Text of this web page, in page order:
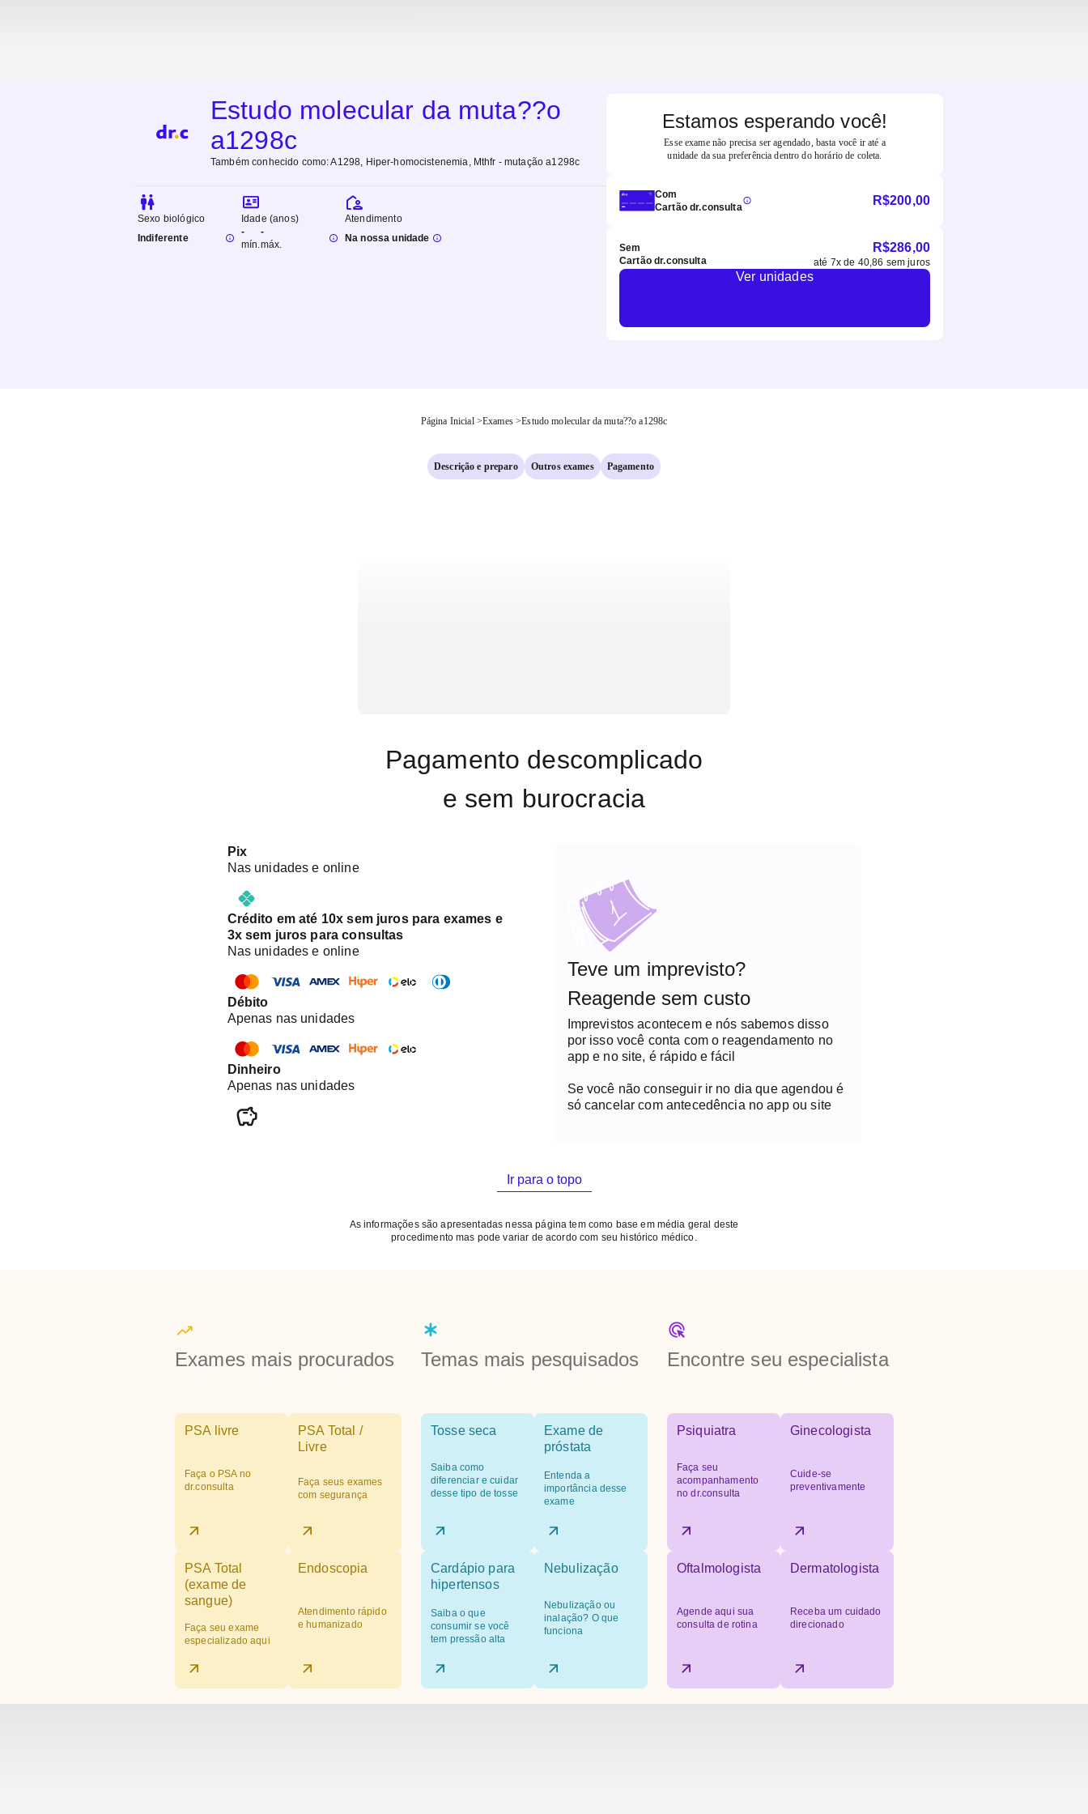
Estudo molecular da muta??o
a1298c
Também conhecido como:A1298, Hiper-homocistenemia, Mthfr - mutação a1298c
Sexo biológico
Indiferente
Idade (anos)
-
mín.
-
máx.
Atendimento
Na nossa unidade
Estamos esperando você!
Esse exame não precisa ser agendado, basta você ir até a
unidade da sua preferência dentro do horário de coleta.
Com
Cartão dr.consulta
R$200,00
Sem
Cartão dr.consulta
R$286,00
até 7x de 40,86 sem juros
Ver unidades
Página Inicial >Exames >Estudo molecular da muta??o a1298c
Descrição e preparo Outros exames Pagamento
Pagamento descomplicado
e sem burocracia
Pix
Nas unidades e online
Crédito em até 10x sem juros para exames e
3x sem juros para consultas
Nas unidades e online
Débito
Apenas nas unidades
Dinheiro
Apenas nas unidades
Teve um imprevisto?
Reagende sem custo
Imprevistos acontecem e nós sabemos disso
por isso você conta com o reagendamento no
app e no site, é rápido e fácil
Se você não conseguir ir no dia que agendou é
só cancelar com antecedência no app ou site
Ir para o topo
As informações são apresentadas nessa página tem como base em média geral deste
procedimento mas pode variar de acordo com seu histórico médico.
Exames mais procurados
PSA livre
Faça o PSA no
dr.consulta
PSA Total /
Livre
Faça seus exames
com segurança
PSA Total
(exame de
sangue)
Faça seu exame
especializado aqui
Endoscopia
Atendimento rápido
e humanizado
Temas mais pesquisados
Tosse seca
Saiba como
diferenciar e cuidar
desse tipo de tosse
Exame de
próstata
Entenda a
importância desse
exame
Cardápio para
hipertensos
Saiba o que
consumir se você
tem pressão alta
Nebulização
Nebulização ou
inalação? O que
funciona
Encontre seu especialista
Psiquiatra
Faça seu
acompanhamento
no dr.consulta
Ginecologista
Cuide-se
preventivamente
Oftalmologista
Agende aqui sua
consulta de rotina
Dermatologista
Receba um cuidado
direcionado